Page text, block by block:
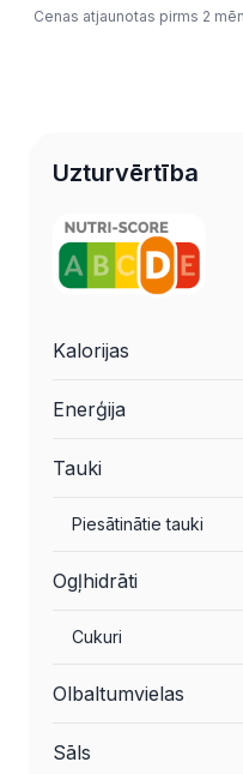
Cenas atjaunotas pirms 2
Uzturvērtība
Kalorijas
Enerģija
Tauki
Piesātinātie tauki
Ogļhidrāti
Cukuri
Olbaltumvielas
Sāls